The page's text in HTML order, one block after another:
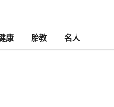
康 胎教 名人